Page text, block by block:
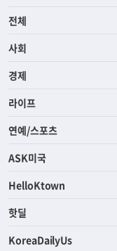
전체
사회
경제
라이프
연예/스포츠
ASK미국
HelloKtown
핫딜